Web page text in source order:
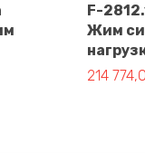
3 688,00 ₽.
F-
Жим
214
Текущая